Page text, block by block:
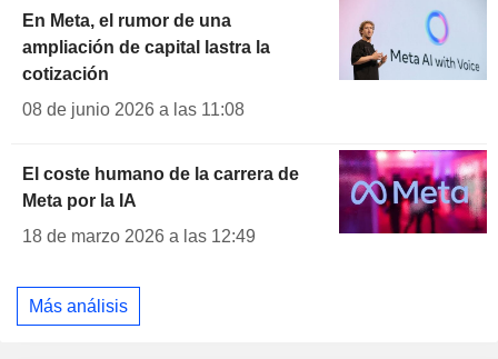
En Meta, el rumor de una
ampliación de capital lastra la
cotización
08 de junio 2026 a las 11:08
El coste humano de la carrera de
Meta por la IA
18 de marzo 2026 a las 12:49
Más análisis